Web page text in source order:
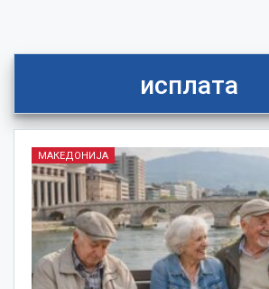
исплата
МАКЕДОНИЈА